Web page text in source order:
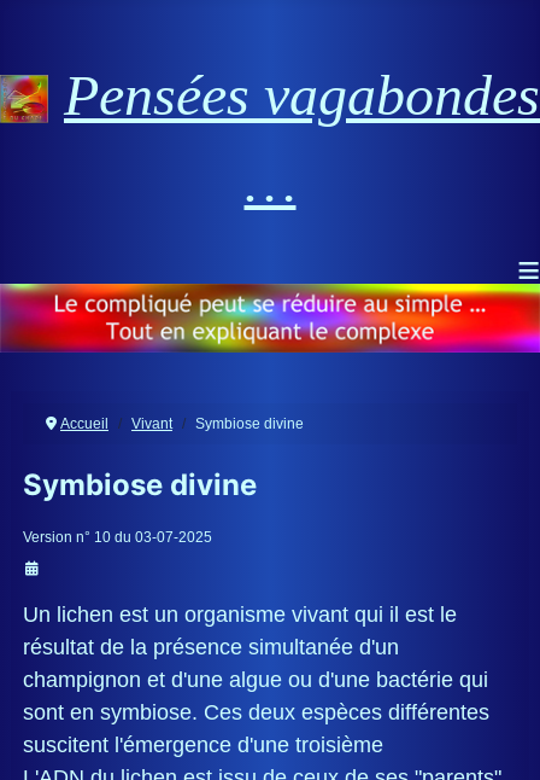
Pensées vagabondes
…
≡
Accueil Vivant Symbiose divine
Symbiose divine
Détails
Version n° 10 du 03-07-2025
Un lichen est un organisme vivant qui il est le
résultat de la présence simultanée d'un
champignon et d'une algue ou d'une bactérie qui
sont en symbiose. Ces deux espèces différentes
suscitent l'émergence d'une troisième